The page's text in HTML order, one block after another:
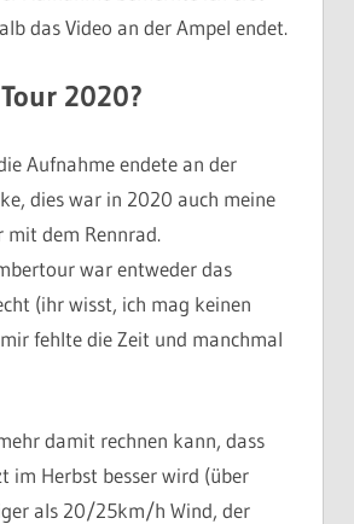
das Video an der Ampel endet.
2020?
Aufnahme endete an der
dies war in 2020 auch meine
dem Rennrad.
war entweder das
(ihr wisst, ich mag keinen
fehlte die Zeit und manchmal
damit rechnen kann, dass
im Herbst besser wird (über
als 20/25km/h Wind, der